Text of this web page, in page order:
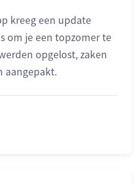
kreeg een update
om je een topzomer te
opgelost, zaken
aangepakt.